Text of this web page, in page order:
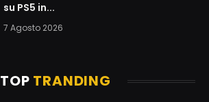
su PS5 in...
7 Agosto 2026
TOP TRANDING